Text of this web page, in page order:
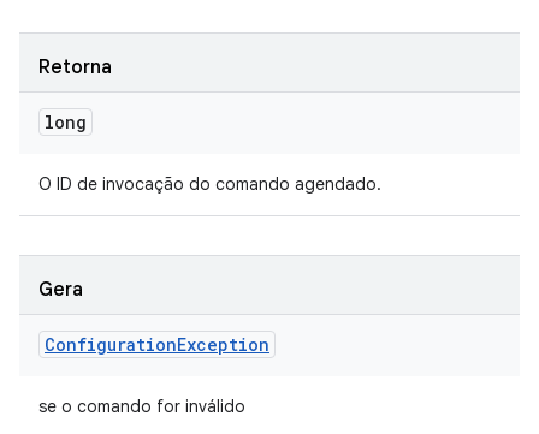
Retorna
long
O ID de invocação do comando agendado.
Gera
ConfigurationException
se o comando for inválido